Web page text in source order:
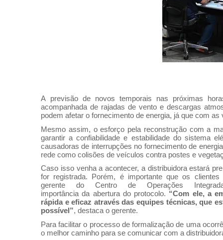
A previsão denovos temporais nas próximas
acompanhada de rajadas de vento e descargas
podem afetar o fornecimento de energia, já que com as
Mesmo assim, o esforço pela reconstrução com a
garantir a confiabilidade e estabilidade dosistema
causadorasde interrupções no fornecimentode energia
rede como colisões de veículos contra postes e
Caso isso venha a acontecer, a distribuidora estará
for registrada. Porém, é importante que os
gerentedo Centrode Operações
importânciadaabertura doprotocolo. “Com ele, a
rápida e eficaz atravésdas equipes técnicas, que
possível”, destaca o gerente.
Para facilitar o processo deformalizaçãode uma
o melhor caminho para se comunicar com a